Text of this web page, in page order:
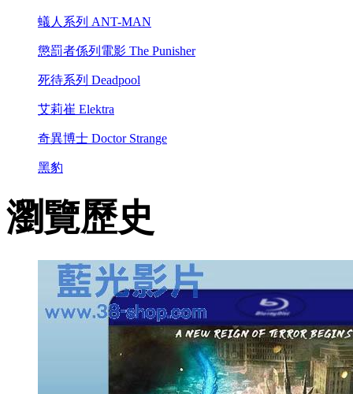
蟻人系列 ANT-MAN
懲罰者係列電影 The Punisher
死待系列 Deadpool
艾莉崔 Elektra
奇異博士 Doctor Strange
黑豹
瀏覽歷史